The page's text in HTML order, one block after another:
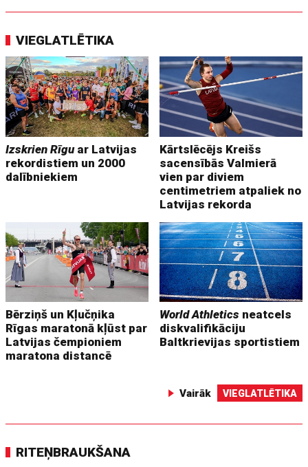
VIEGLATLĒTIKA
Izskrien Rīguar Latvijas
rekordistiem un 2000
dalībniekiem
Kārtslēcējs Kreišs
sacensībās Valmierā
vien par diviem
centimetriem atpaliek no
Latvijas rekorda
Bērziņš un Kļučņika
Rīgas maratonā kļūst par
Latvijas čempioniem
maratona distancē
World Athletics neatcels
diskvalifikāciju
Baltkrievijas sportistiem
Vairāk VIEGLATLĒTIKA
RITEŅBRAUKŠANA